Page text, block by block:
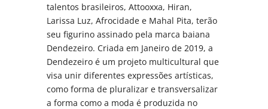
talentos brasileiros, Attooxxa, Hiran,
Larissa Luz, Afrocidade e Mahal Pita, terão
seu figurino assinado pela marca baiana
Dendezeiro. Criada em Janeiro de 2019, a
Dendezeiro é um projeto multicultural que
visa unir diferentes expressões artísticas,
como forma de pluralizar e transversalizar
a forma como a moda é produzida no